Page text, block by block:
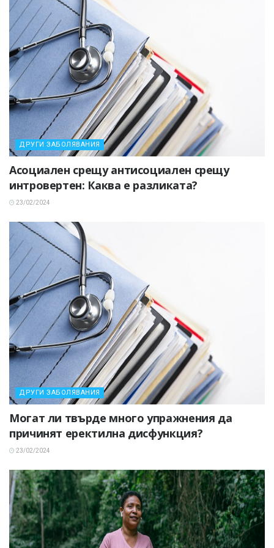
ДРУГИ ЗАБОЛЯВАНИЯ
Асоциален срещу антисоциален срещу
интровертен: Каква е разликата?
23/02/2024
ДРУГИ ЗАБОЛЯВАНИЯ
Могат ли твърде много упражнения да
причинят еректилна дисфункция?
23/02/2024